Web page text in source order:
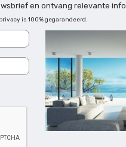
Inschrijven
en ontvang relevante
is 100% gegarandeerd.